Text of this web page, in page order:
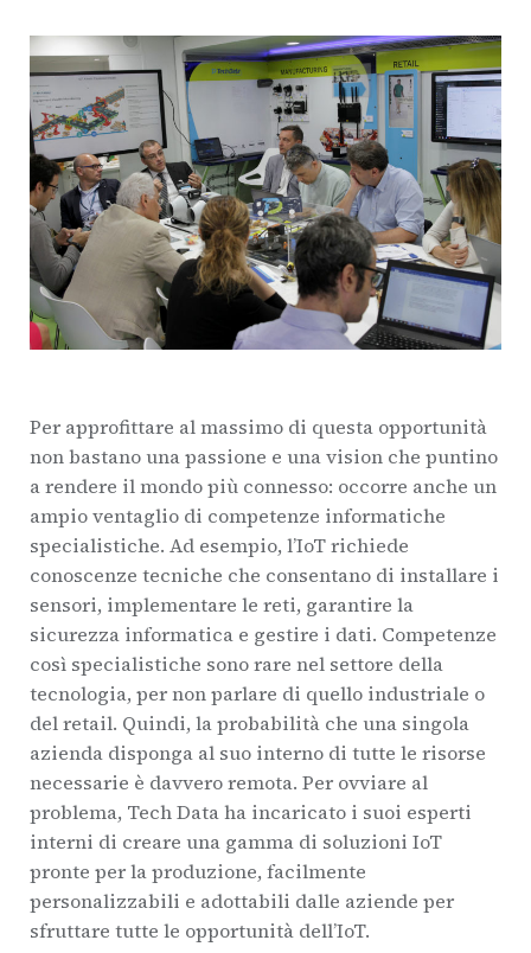
Per approfittare al massimo di questa opportunità
non bastano una passione e una vision che puntino
a rendere il mondo più connesso: occorre anche un
ampio ventaglio di competenze informatiche
specialistiche. Ad esempio, l’IoT richiede
conoscenze tecniche che consentano di installare i
sensori, implementare le reti, garantire la
sicurezza informatica e gestire i dati. Competenze
così specialistiche sono rare nel settore della
tecnologia, per non parlare di quello industriale o
del retail. Quindi, la probabilità che una singola
azienda disponga al suo interno di tutte le risorse
necessarie è davvero remota. Per ovviare al
problema, Tech Data ha incaricato i suoi esperti
interni di creare una gamma di soluzioni IoT
pronte per la produzione, facilmente
personalizzabili e adottabili dalle aziende per
sfruttare tutte le opportunità dell’IoT.